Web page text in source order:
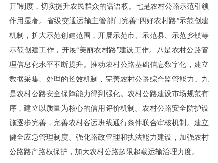
开”制度，切实提升农民群众的话语权。七是农村公路示范引领
作用显著。省级交通运输主管部门完善“四好农村路”示范创建
机制，扩大示范创建范围，开展示范市、示范县、示范乡镇等
示范创建工作，开展“美丽农村路”建设工作。八是农村公路管
理信息化水平不断提升。推动农村公路基础信息数字化，建立
数据采集、处理的长效机制，完善农村公路综合监管能力。九
是农村公路安全保障能力得到强化。农村公路建设市场规范有
序，建立以质量为核心的信用评价机制。农村公路安全防护设
施逐步完善，完善农村客运班线通行条件联合审核机制。建立
健全应急管理制度。强化路政管理和执法能力建设，加强农村
公路路产路权保护，加大农村公路超限超载运输治理力度。